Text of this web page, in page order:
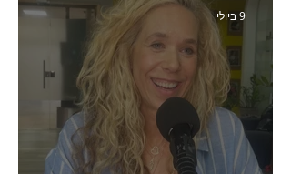
9 ביולי